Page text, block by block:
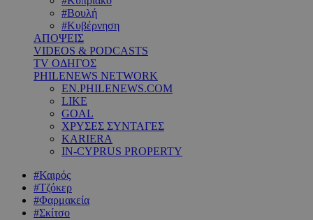
#Βουλή
#Κυβέρνηση
ΑΠΟΨΕΙΣ
VIDEOS & PODCASTS
TV ΟΔΗΓΟΣ
PHILENEWS NETWORK
EN.PHILENEWS.COM
LIKE
GOAL
ΧΡΥΣΕΣ ΣΥΝΤΑΓΕΣ
KARIERA
IN-CYPRUS PROPERTY
#Καιρός
#Τζόκερ
#Φαρμακεία
#Σκίτσο